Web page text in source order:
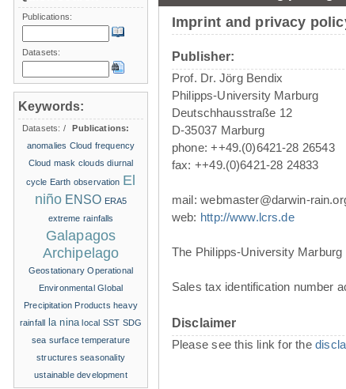
Imprint and privacy
Publisher:
Prof. Dr. Jörg Bendix
Philipps-University Marburg
Deutschhausstraße 12
D-35037 Marburg
phone: ++49.(0)6421-28 26543
fax: ++49.(0)6421-28 24833
mail: webmaster@darwin-
web: http://www.lcrs.de
The Philipps-University
Sales tax identification number
Disclaimer
Please see this link for the
Publications:
Datasets:
Keywords:
Datasets: /
Publications:
anomalies Cloud frequency
Cloud mask clouds diurnal
cycle Earth observation El
niño ENSO ERA5
extreme rainfalls
Galapagos
Archipelago
Geostationary Operational
Environmental Global
Precipitation Products heavy
rainfall la nina local SST SDG
sea surface temperature
structures seasonality
ustainable development